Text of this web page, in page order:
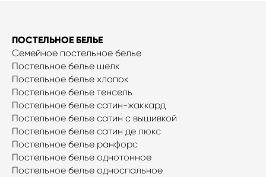
ПОСТЕЛЬНОЕ БЕЛЬЕ
Семейное постельное белье
Постельное белье шелк
Постельное белье хлопок
Постельное белье тенсель
Постельное белье сатин-жаккард
Постельное белье сатин с вышивкой
Постельное белье сатин де люкс
Постельное белье ранфорс
Постельное белье однотонное
Постельное белье односпальное